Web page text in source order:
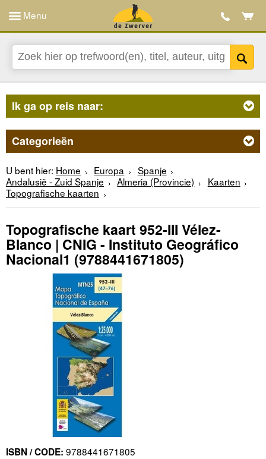
Menu
Ik ga op reis naar:
Categorieën
U bent hier: Home Europa
Spanje
Andalusië - Zuid Spanje
Almeria (Provincie)
Kaarten
Topografische kaarten
Topografische kaart 952-III Vélez-
Blanco | CNIG - Instituto Geográfico
Nacional1 (9788441671805)
ISBN / CODE: 9788441671805